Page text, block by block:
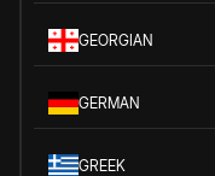
GEORGIAN
GERMAN
GREEK